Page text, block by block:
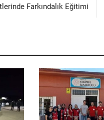
Farkındalık Eğitimi